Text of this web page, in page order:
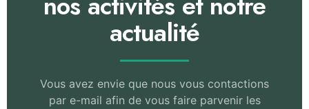
actualité
Vous avez envie que nous vous contactions
par e-mail afin de vous faire parvenir les